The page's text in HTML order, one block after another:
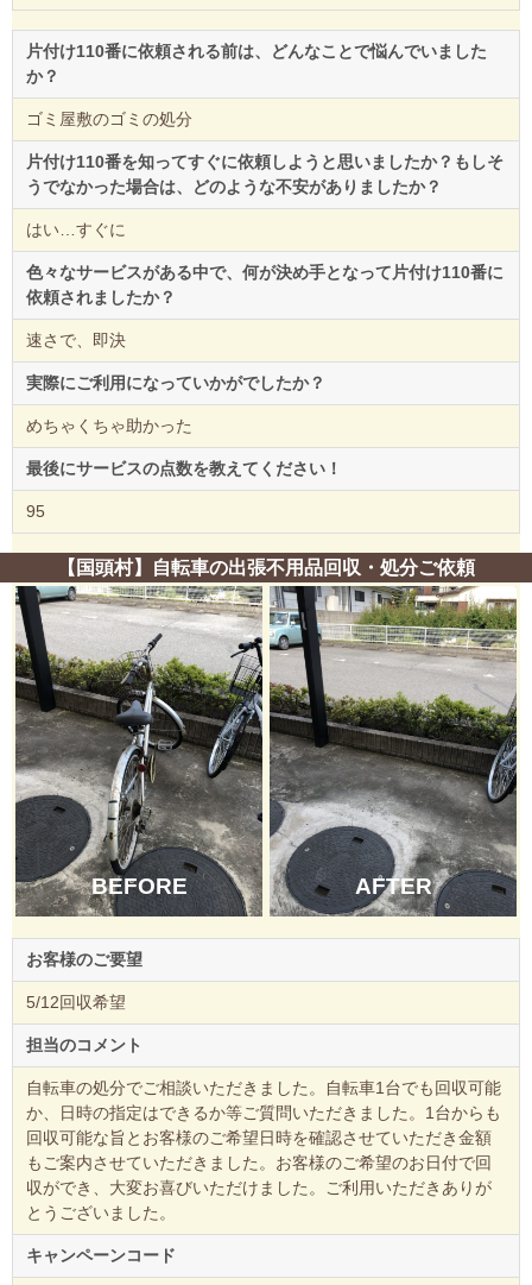
片付け110番に依頼される前は、どんなことで悩んでいました
か？
ゴミ屋敷のゴミの処分
片付け110番を知ってすぐに依頼しようと思いましたか？もしそ
うでなかった場合は、どのような不安がありましたか？
はい…すぐに
色々なサービスがある中で、何が決め手となって片付け110番に
依頼されましたか？
速さで、即決
実際にご利用になっていかがでしたか？
めちゃくちゃ助かった
最後にサービスの点数を教えてください！
95
【国頭村】自転車の出張不用品回収・処分ご依頼
BEFORE AFTER
お客様のご要望
5/12回収希望
担当のコメント
自転車の処分でご相談いただきました。自転車1台でも回収可能
か、日時の指定はできるか等ご質問いただきました。1台からも
回収可能な旨とお客様のご希望日時を確認させていただき金額
もご案内させていただきました。お客様のご希望のお日付で回
収ができ、大変お喜びいただけました。ご利用いただきありが
とうございました。
キャンペーンコード